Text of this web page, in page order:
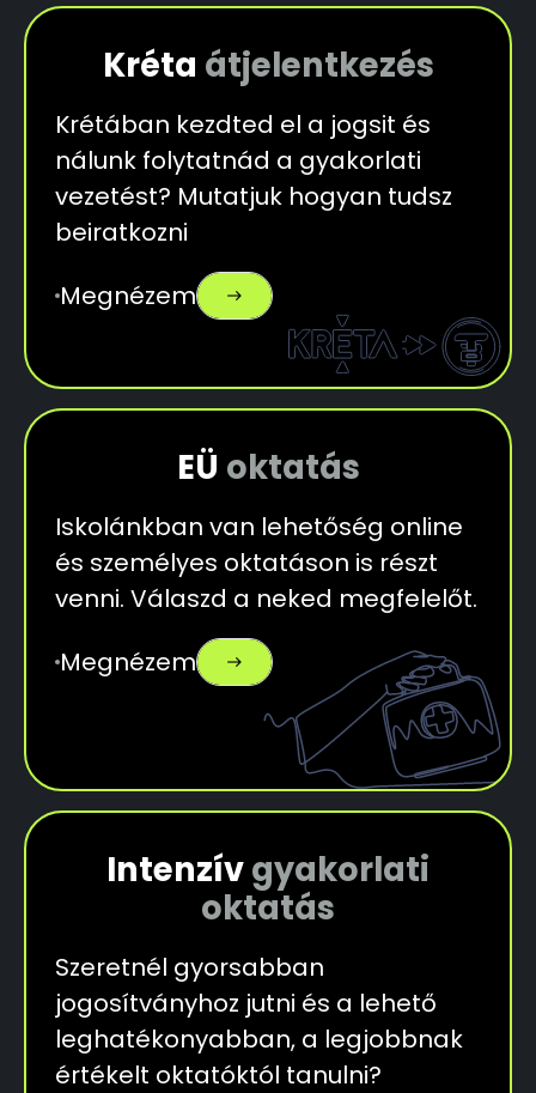
EÜ oktatás
Iskolánkban van lehetőség online
és személyes oktatáson is részt
venni. Válaszd a neked megfelelőt.
Megnézem
east
Kréta átjelentkezés
Krétában kezdted el a jogsit és
nálunk folytatnád a gyakorlati
vezetést? Mutatjuk hogyan tudsz
beiratkozni
Megnézem
east
Intenzívgyakorlati
oktatás
Szeretnél gyorsabban
jogosítványhoz jutni és a lehető
leghatékonyabban, a legjobbnak
értékelt oktatóktól tanulni?